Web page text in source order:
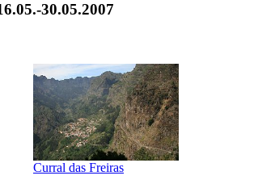
30.05.2007
Curral das Freiras